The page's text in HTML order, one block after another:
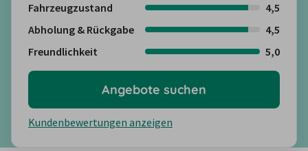
Fahrzeugzustand
4,5
Abholung & Rückgabe
4,5
Freundlichkeit
5,0
Kundenbewertungen anzeigen
Angebote suchen